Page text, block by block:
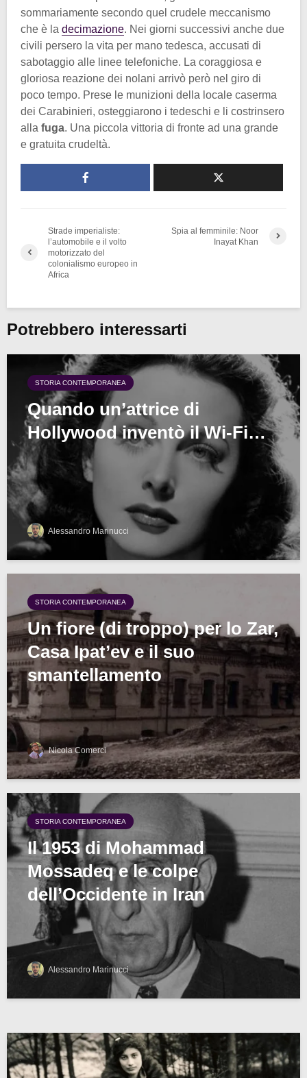
sommariamente secondo quel crudele meccanismo
che è la decimazione. Nei giorni successivi anche due
civili persero la vita per mano tedesca, accusati di
sabotaggio alle linee telefoniche. La coraggiosa e
gloriosa reazione dei nolani arrivò però nel giro di
poco tempo. Prese le munizioni della locale caserma
dei Carabinieri, osteggiarono i tedeschi e li costrinsero
alla fuga. Una piccola vittoria di fronte ad una grande
e gratuita crudeltà.
Strade imperialiste:
l’automobile e il volto
motorizzato del
colonialismo europeo in
Africa
Spia al femminile: Noor
Inayat Khan
Potrebbero interessarti
STORIA CONTEMPORANEA
Quando un’attrice di
Hollywood inventò il Wi-Fi…
Alessandro Marinucci
STORIA CONTEMPORANEA
Un fiore (di troppo) per lo Zar,
Casa Ipat’ev e il suo
smantellamento
Nicola Comerci
STORIA CONTEMPORANEA
Il 1953 di Mohammad
Mossadeq e le colpe
dell’Occidente in Iran
Alessandro Marinucci